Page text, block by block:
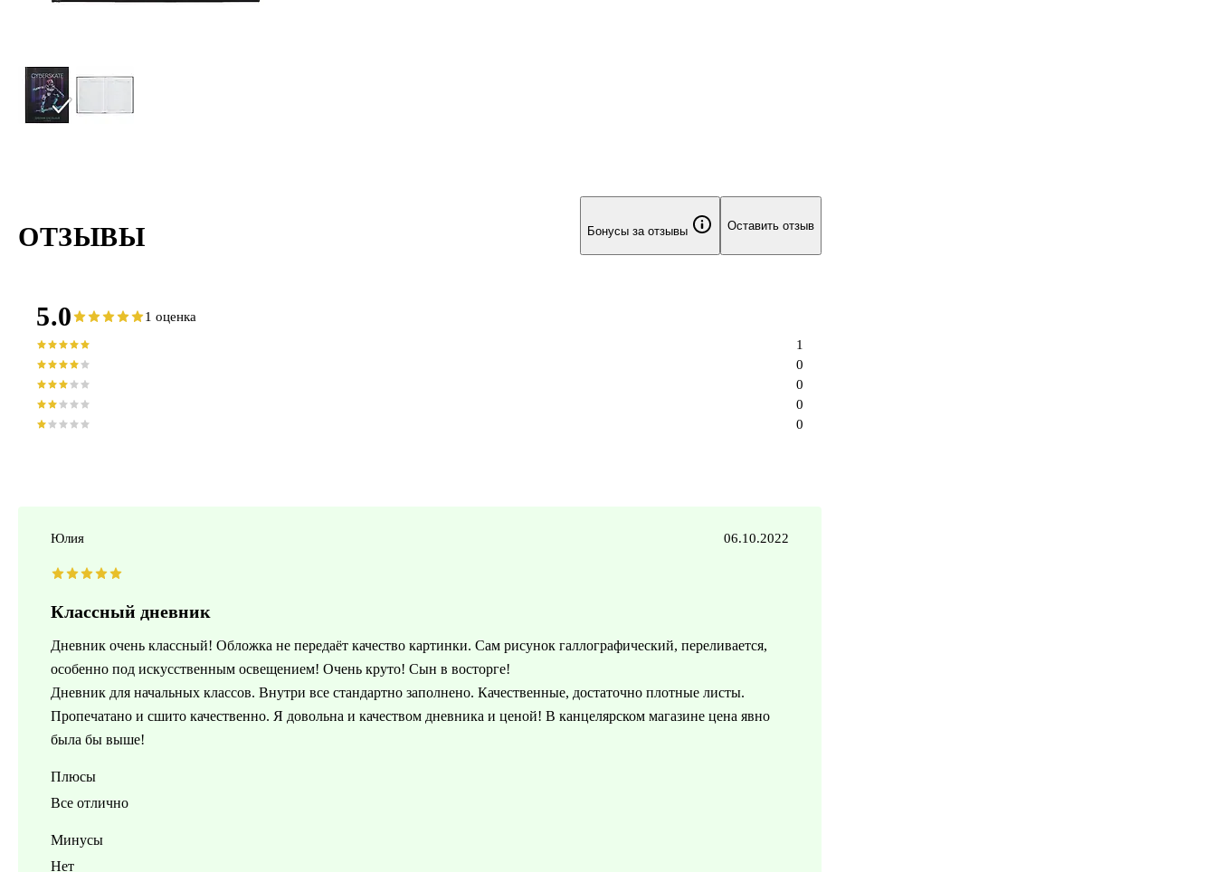
ОТЗЫВЫ Бонусы за отзывы Оставить отзыв
5.0 1 оценка
0
0
0
0
1
Юлия 06.10.2022
Классный дневник
Дневник очень классный! Обложка не передаёт качество картинки. Сам рисунок галлографический, переливается,
особенно под искусственным освещением! Очень круто! Сын в восторге!
Дневник для начальных классов. Внутри все стандартно заполнено. Качественные, достаточно плотные листы.
Пропечатано и сшито качественно. Я довольна и качеством дневника и ценой! В канцелярском магазине цена явно
была бы выше!
Плюсы
Все отлично
Минусы
Нет